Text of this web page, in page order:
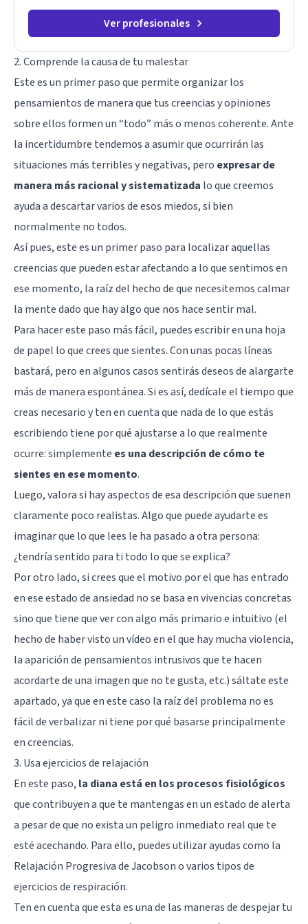
Ver profesionales
2. Comprende la causa de tu malestar
Este es un primer paso que permite organizar los
pensamientos de manera que tus creencias y opiniones
sobre ellos formen un “todo” más o menos coherente. Ante
la incertidumbre tendemos a asumir que ocurrirán las
situaciones más terribles y negativas, pero expresar de
manera más racional y sistematizada lo que creemos
ayuda a descartar varios de esos miedos, si bien
normalmente no todos.
Así pues, este es un primer paso para localizar aquellas
creencias que pueden estar afectando a lo que sentimos en
ese momento, la raíz del hecho de que necesitemos calmar
la mente dado que hay algo que nos hace sentir mal.
Para hacer este paso más fácil, puedes escribir en una hoja
de papel lo que crees que sientes. Con unas pocas líneas
bastará, pero en algunos casos sentirás deseos de alargarte
más de manera espontánea. Si es así, dedícale el tiempo que
creas necesario y ten en cuenta que nada de lo que estás
escribiendo tiene por qué ajustarse a lo que realmente
ocurre: simplemente es una descripción de cómo te
sientes en ese momento.
Luego, valora si hay aspectos de esa descripción que suenen
claramente poco realistas. Algo que puede ayudarte es
imaginar que lo que lees le ha pasado a otra persona:
¿tendría sentido para ti todo lo que se explica?
Por otro lado, si crees que el motivo por el que has entrado
en ese estado de ansiedad no se basa en vivencias concretas
sino que tiene que ver con algo más primario e intuitivo (el
hecho de haber visto un vídeo en el que hay mucha violencia,
la aparición de pensamientos intrusivos que te hacen
acordarte de una imagen que no te gusta, etc.) sáltate este
apartado, ya que en este caso la raíz del problema no es
fácil de verbalizar ni tiene por qué basarse principalmente
en creencias.
3. Usa ejercicios de relajación
En este paso, la diana está en los procesos fisiológicos
que contribuyen a que te mantengas en un estado de alerta
a pesar de que no exista un peligro inmediato real que te
esté acechando. Para ello, puedes utilizar ayudas como la
Relajación Progresiva de Jacobsono varios tipos de
ejercicios de respiración.
Ten en cuenta que esta es una de las maneras de despejar tu